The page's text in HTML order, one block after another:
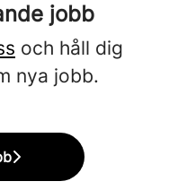
jobb
och håll dig
nya jobb.